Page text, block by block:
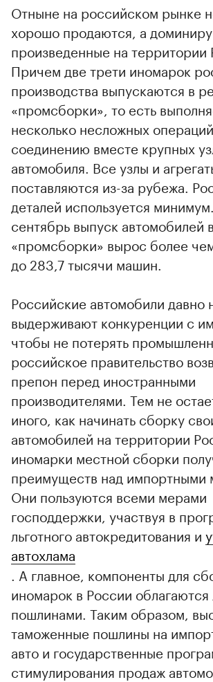
Отныне на российском рынке
хорошо продаются, а
произведенные на территории
Причем две трети иномарок
производства выпускаются в
«промсборки», то есть
несколько несложных
соединению вместе крупных
автомобиля. Все узлы и
поставляются из-за рубежа.
деталей используется
сентябрь выпуск автомобилей
«промсборки» вырос более
до 283,7 тысячи машин.
Российские автомобили давно
выдерживают конкуренции с
чтобы не потерять
российское правительство
препон перед иностранными
производителями. Тем не
иного, как начинать сборку
автомобилей на территории
иномарки местной сборки
преимуществ над импортными
Они пользуются всеми мерами
господдержки, участвуя в
льготного автокредитования и
автохлама
. А главное, компоненты для
иномарок в России облагаются
пошлинами. Таким образом,
таможенные пошлины на
авто и государственные
стимулирования продаж